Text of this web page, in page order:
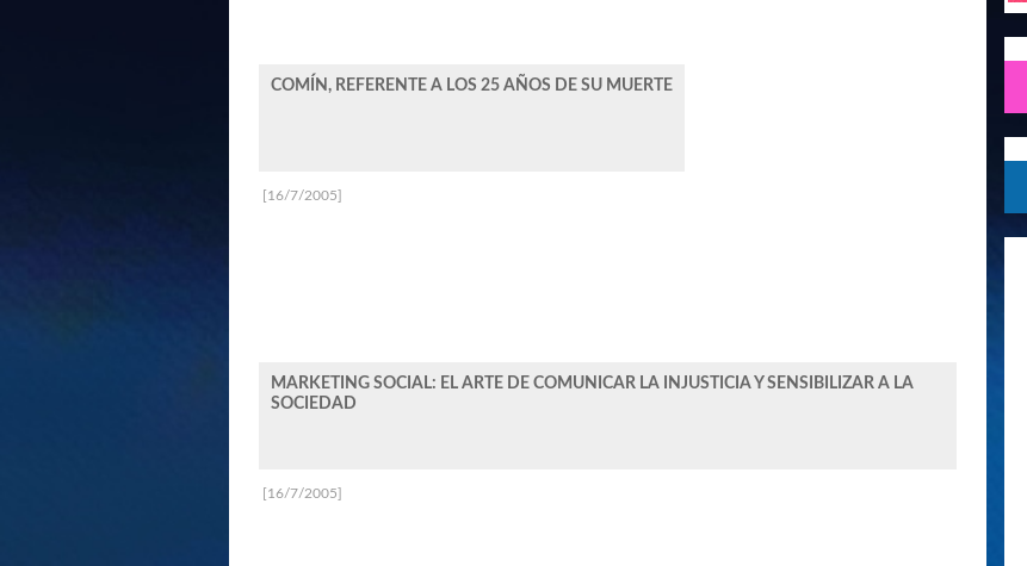
COMÍN, REFERENTE A LOS 25 AÑOS DE SU MUERTE
MARKETING SOCIAL: EL ARTE DE COMUNICAR LA INJUSTICIA Y SENSIBILIZAR A LA
SOCIEDAD
[16/7/2005]
[16/7/2005]